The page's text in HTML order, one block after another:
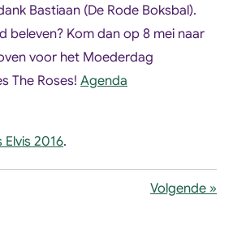
Bastiaan (De Rode Boksbal).
beleven? Kom dan op 8 mei naar
voor het Moederdag
The Roses! Agenda
Elvis 2016.
Volgende »